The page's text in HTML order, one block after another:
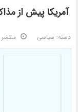
آمریکا پیش از
دسته: سیاسی منتشر شده